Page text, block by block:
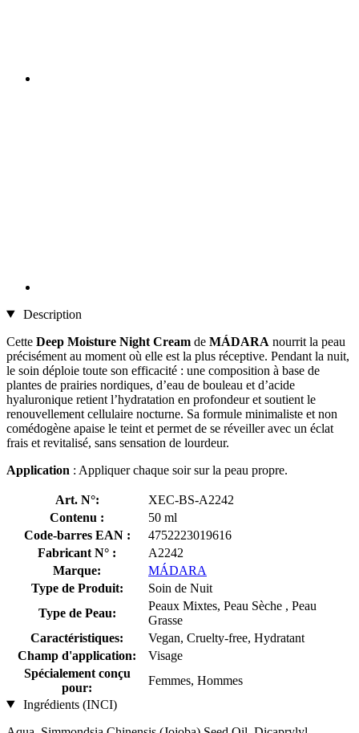
Description
Cette Deep Moisture Night Cream de MÁDARA nourrit la peau
précisément au moment où elle est la plus réceptive. Pendant la nuit,
le soin déploie toute son efficacité : une composition à base de
plantes de prairies nordiques, d’eau de bouleau et d’acide
hyaluronique retient l’hydratation en profondeur et soutient le
renouvellement cellulaire nocturne. Sa formule minimaliste et non
comédogène apaise le teint et permet de se réveiller avec un éclat
frais et revitalisé, sans sensation de lourdeur.
Application : Appliquer chaque soir sur la peau propre.
Art. N°:
XEC-BS-A2242
Contenu :
50 ml
Code-barres EAN :
4752223019616
Fabricant N° :
A2242
Marque:
MÁDARA
Type de Produit:
Soin de Nuit
Type de Peau:
Peaux Mixtes, Peau Sèche , Peau
Grasse
Caractéristiques:
Vegan, Cruelty-free, Hydratant
Champ d'application:
Visage
Spécialement conçu
pour:
Femmes, Hommes
Ingrédients (INCI)